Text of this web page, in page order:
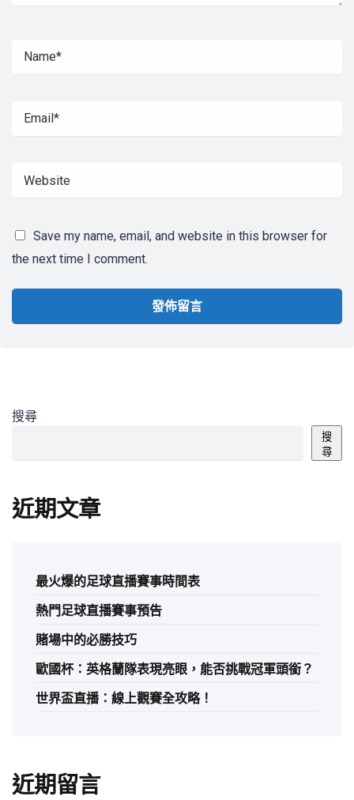
Save my name, email, and website in this browser for
the next time I comment.
搜尋
搜
尋
近期文章
最火爆的足球直播賽事時間表
熱門足球直播賽事預告
賭場中的必勝技巧
歐國杯：英格蘭隊表現亮眼，能否挑戰冠軍頭銜？
世界盃直播：線上觀賽全攻略！
近期留言